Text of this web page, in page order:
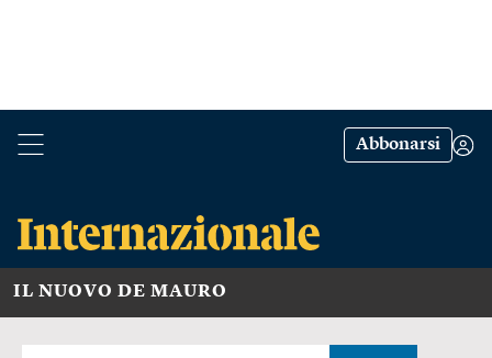
Abbonarsi
IL NUOVO DE MAURO